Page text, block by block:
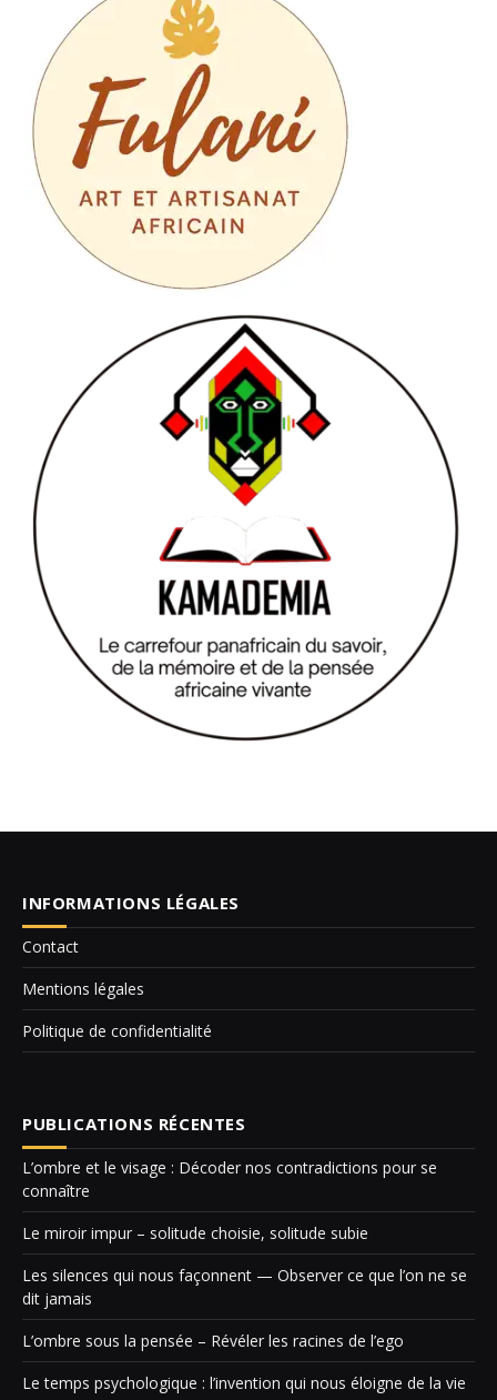
INFORMATIONS LÉGALES
Contact
Mentions légales
Politique de confidentialité
PUBLICATIONS RÉCENTES
L’ombre et le visage : Décoder nos contradictions pour se
connaître
Le miroir impur – solitude choisie, solitude subie
Les silences qui nous façonnent — Observer ce que l’on ne se
dit jamais
L’ombre sous la pensée – Révéler les racines de l’ego
Le temps psychologique : l’invention qui nous éloigne de la vie